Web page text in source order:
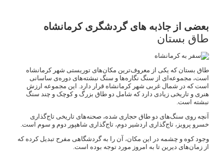
بعضی از جاذبه های گردشگری کرمانشاه
طاق بستان
طاق‌ بستان که یکی از معروف‌ترین مکان‌های توریستی شهر کرمانشاه
است، مجموعه‌ای از سنگ نگاره‌ها و سنگ نبشته‌های دوره‌‌ی ساسانی
است که در شمال غربی شهر کرمانشاه قرار دارد. این مجموعه ارزش
هنری و تاریخی زیادی دارد که شامل دو طاق بزرگ و کوچک و چند سنگ
نبشته است.
آنچه روی سنگ‌های دو طاق حجاری شده، صحنه‌های تاریخی تاج‌گذاری
خسرو پرویز، تاج‌گذاری اردشیر دوم، تاج‌گذاری شاهپور دوم و سوم است.
وجود کوه و چشمه در این مکان، آن را به گردشگاهی مفرح تبدیل کرده که
از زمان‌های دیرین تا به امروز مورد توجه بوده است.